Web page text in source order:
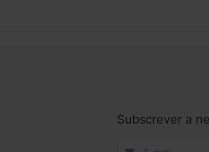
Subscrever a